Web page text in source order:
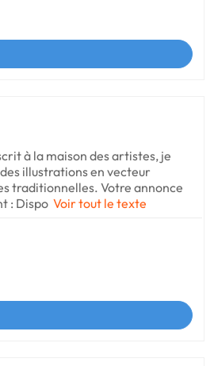
à la maison des artistes, je
illustrations en vecteur
traditionnelles. Votre annonce
: Dispo Voir tout le texte